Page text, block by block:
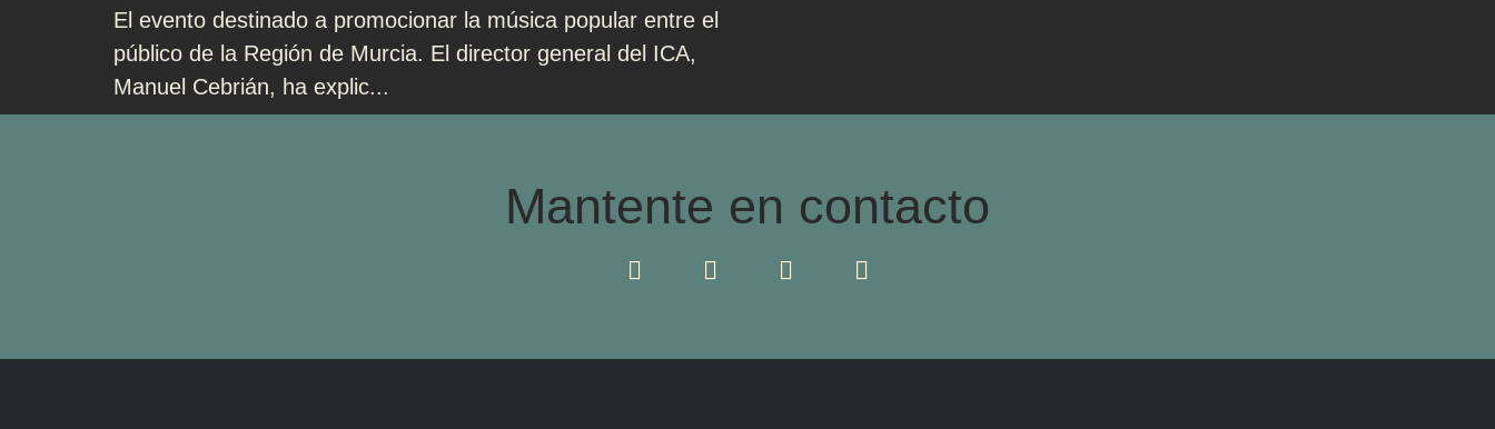
El evento destinado a promocionar la música popular entre el
público de la Región de Murcia. El director general del ICA,
Manuel Cebrián, ha explic...
Mantente en contacto